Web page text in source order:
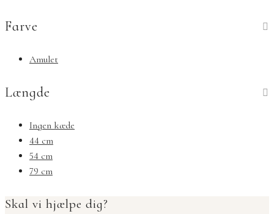
Farve
Amulet
Længde
Ingen kæde
44 cm
54 cm
79 cm
Skal vi hjælpe dig?